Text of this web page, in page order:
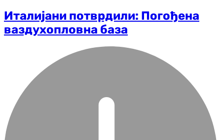
Италијани потврдили: Погођена
ваздухопловна база